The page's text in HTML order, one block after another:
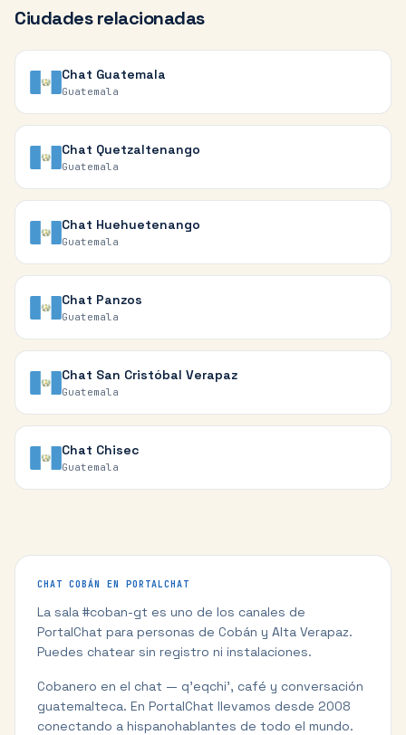
Ciudades relacionadas
Chat Guatemala
Guatemala
Chat Quetzaltenango
Guatemala
Chat Huehuetenango
Guatemala
Chat Panzos
Guatemala
Chat San Cristóbal Verapaz
Guatemala
Chat Chisec
Guatemala
CHAT COBÁN EN PORTALCHAT
La sala #coban-gt es uno de los canales de
PortalChat para personas de Cobán y Alta Verapaz.
Puedes chatear sin registro ni instalaciones.
Cobanero en el chat — q'eqchi', café y conversación
guatemalteca. En PortalChat llevamos desde 2008
conectando a hispanohablantes de todo el mundo.